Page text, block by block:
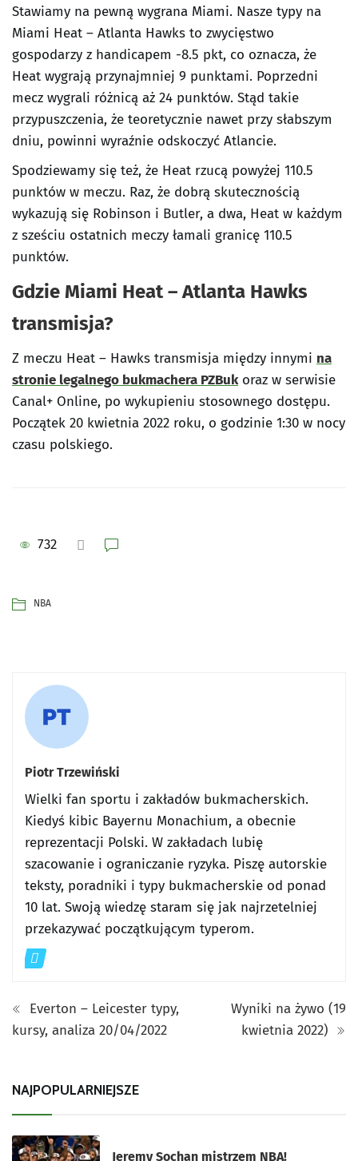
Stawiamy na pewną wygrana Miami. Nasze typy na
Miami Heat – Atlanta Hawks to zwycięstwo
gospodarzy z handicapem -8.5 pkt, co oznacza, że
Heat wygrają przynajmniej 9 punktami. Poprzedni
mecz wygrali różnicą aż 24 punktów. Stąd takie
przypuszczenia, że teoretycznie nawet przy słabszym
dniu, powinni wyraźnie odskoczyć Atlancie.
Spodziewamy się też, że Heat rzucą powyżej 110.5
punktów w meczu. Raz, że dobrą skutecznością
wykazują się Robinson i Butler, a dwa, Heat w każdym
z sześciu ostatnich meczy łamali granicę 110.5
punktów.
Gdzie Miami Heat – Atlanta Hawks
transmisja?
Z meczu Heat – Hawks transmisja między innymi na
stronie legalnego bukmachera PZBukoraz w serwisie
Canal+ Online, po wykupieniu stosownego dostępu.
Początek 20 kwietnia 2022 roku, o godzinie 1:30 w nocy
czasu polskiego.
732
NBA
Piotr Trzewiński
Wielki fan sportu i zakładów bukmacherskich.
Kiedyś kibic Bayernu Monachium, a obecnie
reprezentacji Polski. W zakładach lubię
szacowanie i ograniczanie ryzyka. Piszę autorskie
teksty, poradniki i typy bukmacherskie od ponad
10 lat. Swoją wiedzę staram się jak najrzetelniej
przekazywać początkującym typerom.
Everton – Leicester typy,
kursy, analiza 20/04/2022
Wyniki na żywo (19
kwietnia 2022)
NAJPOPULARNIEJSZE
Jeremy Sochan mistrzem NBA!